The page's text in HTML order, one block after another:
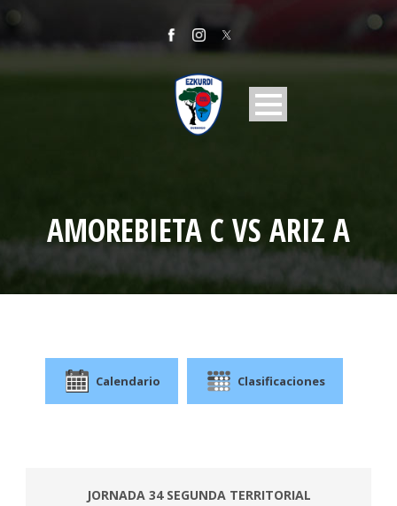
AMOREBIETA C VS ARIZ A
Calendario Clasificaciones
JORNADA 34 SEGUNDA TERRITORIAL